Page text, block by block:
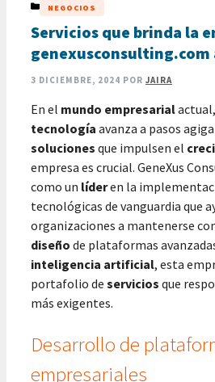
CATEGORÍAS
NEGOCIOS
Servicios que brinda la
3 DICIEMBRE, 2024 POR JAIRA
En el mundo empresarial
tecnología avanza a pasos
soluciones que impulsen el
empresa es crucial. GeneXus
como un líderen la
tecnológicas de vanguardia que
organizaciones a mantenerse
diseño de plataformas
inteligencia artificial, esta
portafolio de servicios que
más exigentes.
Desarrollo de
empresariales